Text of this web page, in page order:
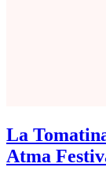
La
Atma